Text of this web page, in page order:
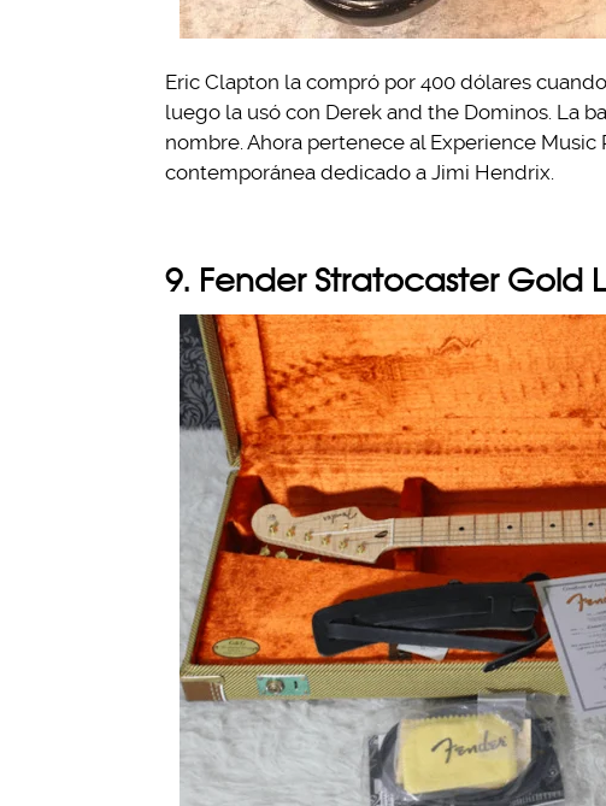
Eric Clapton la compró por 400 dólares
luego la usó con Derek and the Dominos. La
nombre. Ahora pertenece al Experience
contemporánea dedicado a Jimi Hendrix.
9. Fender Stratocaster Gold